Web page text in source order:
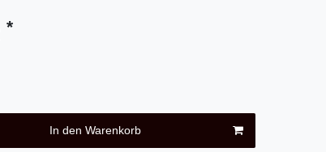
*
In den Warenkorb